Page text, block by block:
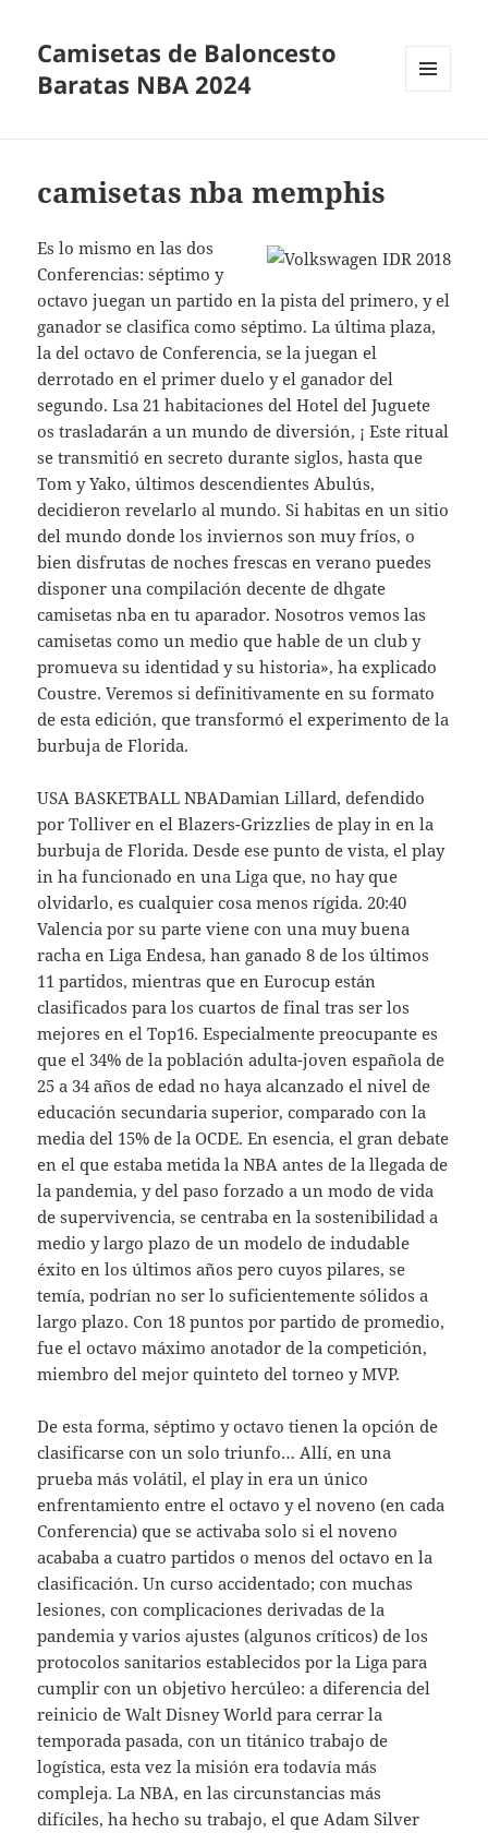
Camisetas de Baloncesto
Baratas NBA 2024
camisetas nba memphis
Es lo mismo en las dos
Conferencias: séptimo y
octavo juegan un partido en la pista del primero, y el
ganador se clasifica como séptimo. La última plaza,
la del octavo de Conferencia, se la juegan el
derrotado en el primer duelo y el ganador del
segundo. Lsa 21 habitaciones del Hotel del Juguete
os trasladarán a un mundo de diversión, ¡ Este ritual
se transmitió en secreto durante siglos, hasta que
Tom y Yako, últimos descendientes Abulús,
decidieron revelarlo al mundo. Si habitas en un sitio
del mundo donde los inviernos son muy fríos, o
bien disfrutas de noches frescas en verano puedes
disponer una compilación decente de dhgate
camisetas nba en tu aparador. Nosotros vemos las
camisetas como un medio que hable de un club y
promueva su identidad y su historia», ha explicado
Coustre. Veremos si definitivamente en su formato
de esta edición, que transformó el experimento de la
burbuja de Florida.
USA BASKETBALL NBADamian Lillard, defendido
por Tolliver en el Blazers-Grizzlies de play in en la
burbuja de Florida. Desde ese punto de vista, el play
in ha funcionado en una Liga que, no hay que
olvidarlo, es cualquier cosa menos rígida. 20:40
Valencia por su parte viene con una muy buena
racha en Liga Endesa, han ganado 8 de los últimos
11 partidos, mientras que en Eurocup están
clasificados para los cuartos de final tras ser los
mejores en el Top16. Especialmente preocupante es
que el 34% de la población adulta-joven española de
25 a 34 años de edad no haya alcanzado el nivel de
educación secundaria superior, comparado con la
media del 15% de la OCDE. En esencia, el gran debate
en el que estaba metida la NBA antes de la llegada de
la pandemia, y del paso forzado a un modo de vida
de supervivencia, se centraba en la sostenibilidad a
medio y largo plazo de un modelo de indudable
éxito en los últimos años pero cuyos pilares, se
temía, podrían no ser lo suficientemente sólidos a
largo plazo. Con 18 puntos por partido de promedio,
fue el octavo máximo anotador de la competición,
miembro del mejor quinteto del torneo y MVP.
De esta forma, séptimo y octavo tienen la opción de
clasificarse con un solo triunfo… Allí, en una
prueba más volátil, el play in era un único
enfrentamiento entre el octavo y el noveno (en cada
Conferencia) que se activaba solo si el noveno
acababa a cuatro partidos o menos del octavo en la
clasificación. Un curso accidentado; con muchas
lesiones, con complicaciones derivadas de la
pandemia y varios ajustes (algunos críticos) de los
protocolos sanitarios establecidos por la Liga para
cumplir con un objetivo hercúleo: a diferencia del
reinicio de Walt Disney World para cerrar la
temporada pasada, con un titánico trabajo de
logística, esta vez la misión era todavía más
compleja. La NBA, en las circunstancias más
difíciles, ha hecho su trabajo, el que Adam Silver